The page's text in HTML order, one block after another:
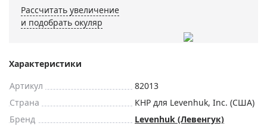
Рассчитать увеличение
и подобрать окуляр
Характеристики
Артикул
82013
Страна
КНР для Levenhuk, Inc. (США)
Бренд
Levenhuk (Левенгук)